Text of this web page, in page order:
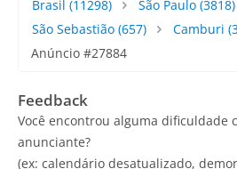
Brasil (11298) São Paulo(3818)
São Sebastião (657) Camburi
Anúncio #27884
Feedback
Você encontrou alguma dificuldade
anunciante?
(ex: calendário desatualizado,